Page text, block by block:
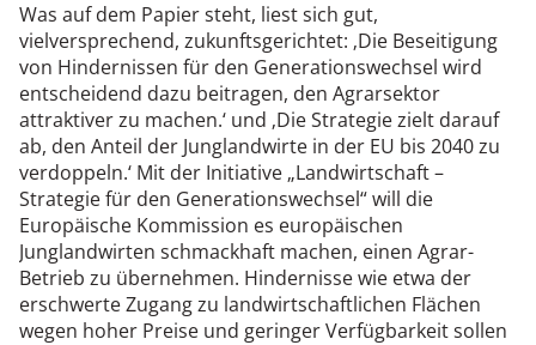
Was auf dem Papier steht, liest sich gut,
vielversprechend, zukunftsgerichtet: ‚Die Beseitigung
von Hindernissen für den Generationswechsel wird
entscheidend dazu beitragen, den Agrarsektor
attraktiver zu machen.‘ und ‚Die Strategie zielt darauf
ab, den Anteil der Junglandwirte in der EU bis 2040 zu
verdoppeln.‘ Mit der Initiative „Landwirtschaft –
Strategie für den Generationswechsel“ will die
Europäische Kommission es europäischen
Junglandwirten schmackhaft machen, einen Agrar-
Betrieb zu übernehmen. Hindernisse wie etwa der
erschwerte Zugang zu landwirtschaftlichen Flächen
wegen hoher Preise und geringer Verfügbarkeit sollen